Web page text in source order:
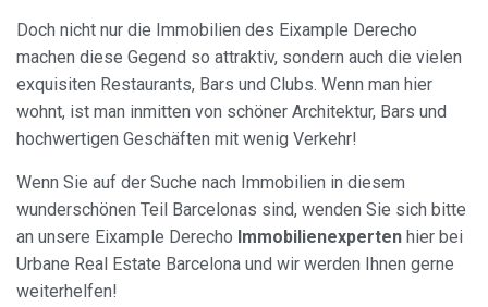
Doch nicht nur die Immobilien des Eixample Derecho
machen diese Gegend so attraktiv, sondern auch die vielen
exquisiten Restaurants, Bars und Clubs. Wenn man hier
wohnt, ist man inmitten von schöner Architektur, Bars und
hochwertigen Geschäften mit wenig Verkehr!
Wenn Sie auf der Suche nach Immobilien in diesem
wunderschönen Teil Barcelonas sind, wenden Sie sich bitte
an unsere Eixample Derecho Immobilienexperten hier bei
Urbane Real Estate Barcelona und wir werden Ihnen gerne
weiterhelfen!